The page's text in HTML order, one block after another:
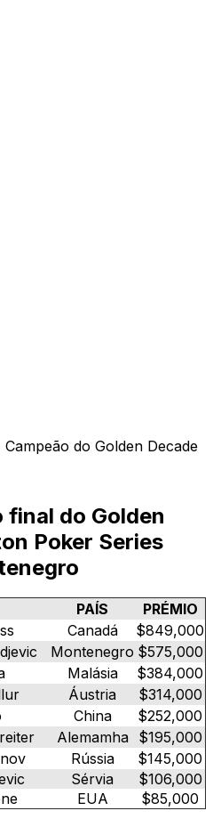
do Golden Decade
do Golden
Poker Series
PAÍS
PRÉMIO
Canadá
$849,000
Montenegro $575,000
Malásia
$384,000
Áustria
$314,000
China
$252,000
Alemamha
$195,000
Rússia
$145,000
Sérvia
$106,000
EUA $85,000